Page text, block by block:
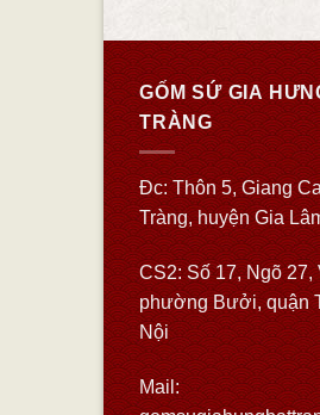
GỐM SỨ GIA
TRÀNG
Đc: Thôn 5, Giang
Tràng, huyện Gia
CS2: Số 17, Ngõ 27,
phường Bưởi, quận
Nội
Mail: